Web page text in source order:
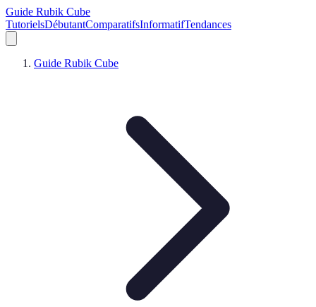
Guide Rubik Cube
TutorielsDébutantComparatifsInformatifTendances
Guide Rubik Cube